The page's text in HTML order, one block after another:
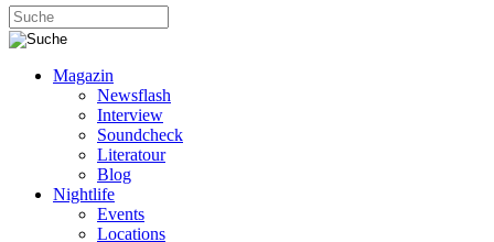
Magazin
Newsflash
Interview
Soundcheck
Literatour
Blog
Nightlife
Events
Locations